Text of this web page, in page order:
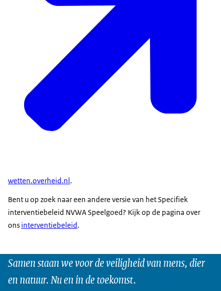
wetten.overheid.nl .
Bent u op zoek naar een andere versie van het Specifiek
interventiebeleid NVWA Speelgoed? Kijk op de pagina over
ons interventiebeleid.
Samen staan we voor de veiligheid van mens, dier
en natuur. Nu en in de toekomst.